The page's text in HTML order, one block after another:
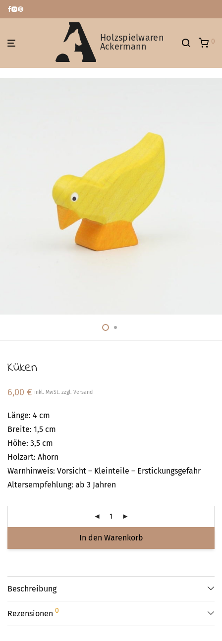
Holzspielwaren
Ackermann
0
Küken
6,00 € inkl. MwSt. zzgl. Versand
Länge: 4 cm
Breite: 1,5 cm
Höhe: 3,5 cm
Holzart: Ahorn
Warnhinweis: Vorsicht – Kleinteile – Erstickungsgefahr
Altersempfehlung: ab 3 Jahren
In den Warenkorb
Beschreibung
Rezensionen 0